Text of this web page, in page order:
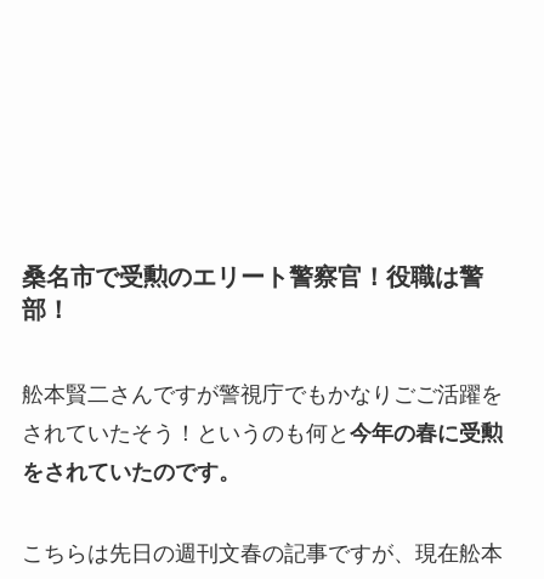
桑名市で受勲のエリート警察官！役職は警
部！
舩本賢二さんですが警視庁でもかなりごご活躍を
されていたそう！というのも何と 今年の春に受勲
をされていたのです。
こちらは先日の週刊文春の記事ですが、現在舩本